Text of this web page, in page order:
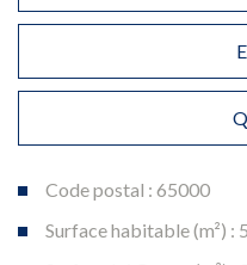
Code postal : 65000
Surface habitable (m²) :